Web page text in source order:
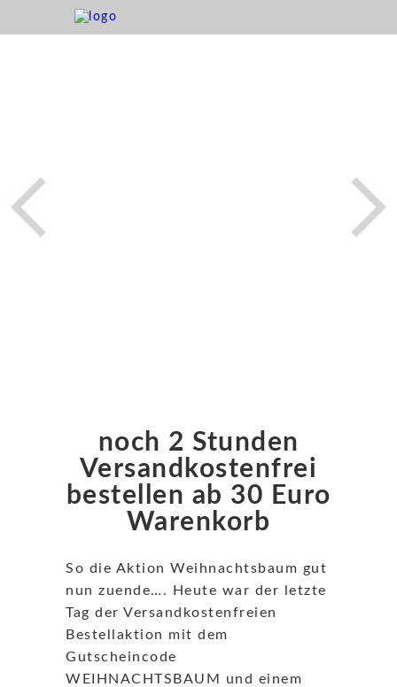
noch 2 Stunden
Versandkostenfrei
bestellen ab 30 Euro
Warenkorb
So die Aktion Weihnachtsbaum gut
nun zuende…. Heute war der letzte
Tag der Versandkostenfreien
Bestellaktion mit dem
Gutscheincode
WEIHNACHTSBAUM und einem